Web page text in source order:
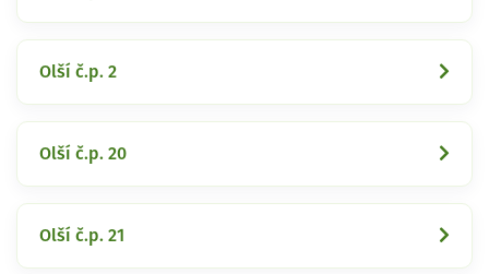
Olší č.p. 2
Olší č.p. 20
Olší č.p. 21